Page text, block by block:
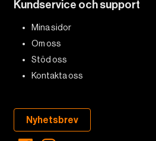
Kundservice och support
Mina sidor
Om oss
Stöd oss
Kontakta oss
Nyhetsbrev